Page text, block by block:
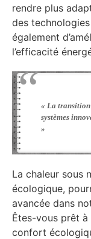
rendre plus
des
également
l’efficacité
« La transition
systèmes
»
La chaleur sous
écologique,
avancée dans
Êtes-vous prêt à
confort